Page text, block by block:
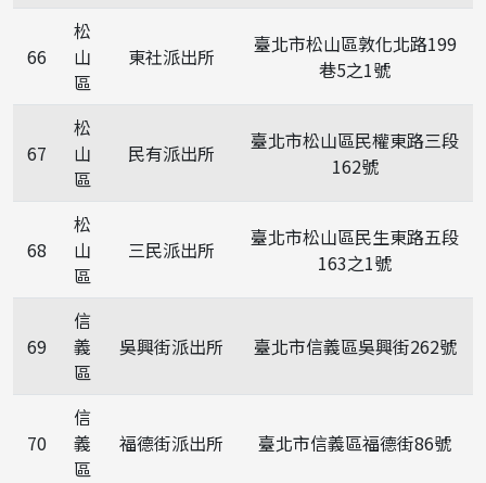
66
松
山
區
東社派出所
臺北市松山區敦化北路199
巷5之1號
67
松
山
區
民有派出所
臺北市松山區民權東路三段
162號
68
松
山
區
三民派出所
臺北市松山區民生東路五段
163之1號
69
信
義
區
吳興街派出所 臺北市信義區吳興街262號
70
信
義
區
福德街派出所 臺北市信義區福德街86號